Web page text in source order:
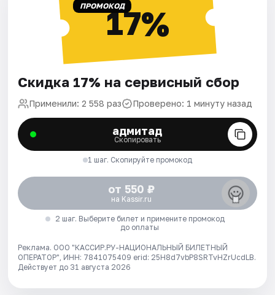
ПРОМОКОД17%
Скидка 17% на сервисный сбор
Применили: 2 558 раз Проверено: 1 минуту назад
адмитад
Скопировать
1 шаг. Скопируйте промокод
от 550 ₽
на Kassir.ru
2 шаг. Выберите билет и примените промокод
до оплаты
Реклама. ООО "КАССИР.РУ-НАЦИОНАЛЬНЫЙ БИЛЕТНЫЙ
ОПЕРАТОР", ИНН: 7841075409 erid: 25H8d7vbP8SRTvHZrUcdLB.
Действует до 31 августа 2026